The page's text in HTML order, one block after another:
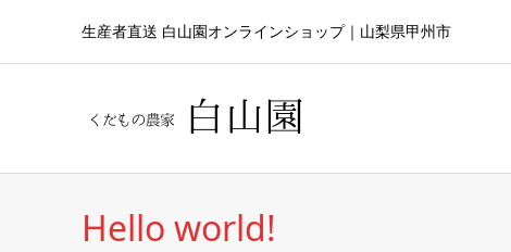
生産者直送 白山園オンラインショップ｜山梨県甲州市
Hello world!